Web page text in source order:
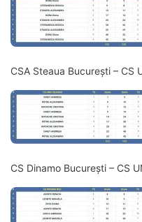
CSA Steaua București –
CS Dinamo București – CS